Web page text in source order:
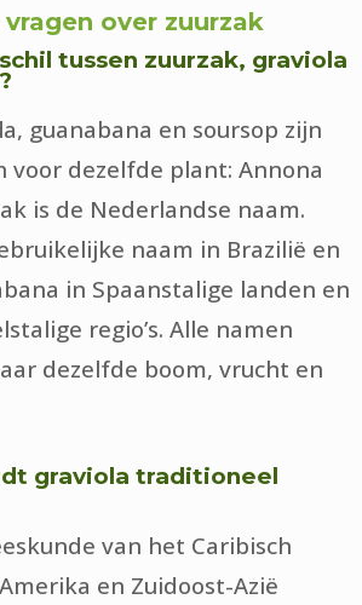
over zuurzak
tussen zuurzak, graviola
guanabana en soursop zijn
voor dezelfde plant: Annona
is de Nederlandse naam.
naam in Brazilië en
in Spaanstalige landen en
regio’s. Alle namen
dezelfde boom, vrucht en
graviola traditioneel
van het Caribisch
en Zuidoost-Azië